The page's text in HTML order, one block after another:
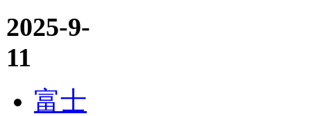
2025-9-
11
富士